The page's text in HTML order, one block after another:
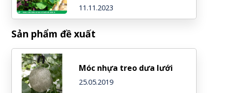
11.11.2023
Sản phẩm đề xuất
Móc nhựa treo dưa lưới
25.05.2019